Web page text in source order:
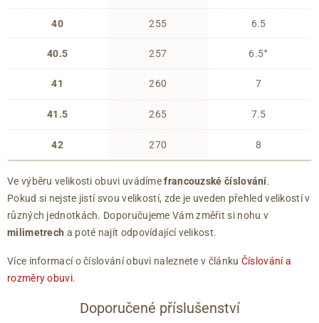
40
40.5
41
41.5
42
255
257
260
265
270
6.5
6.5+
7
7.5
8
Ve výběru velikosti obuvi uvádímefrancouzské číslování.
Pokud si nejste jistí svou velikostí, zde je uveden přehled velikostí v
různých jednotkách. Doporučujeme Vám změřit si nohu v
milimetrech a poté najít odpovídající velikost.
Více informací o číslování obuvi naleznete v článku Číslování a
rozměry obuvi.
Doporučené příslušenství